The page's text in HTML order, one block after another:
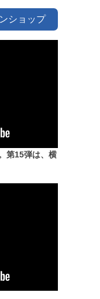
ショップ
第15弾は、横